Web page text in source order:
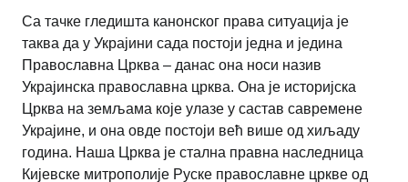
Са тачке гледишта канонског права ситуација је
таква да у Украјини сада постоји једна и једина
Православна Црква – данас она носи назив
Украјинска православна црква. Она је историјска
Црква на земљама које улазе у састав савремене
Украјине, и она овде постоји већ више од хиљаду
година. Наша Црква је стална правна наследница
Кијевске митрополије Руске православне цркве од